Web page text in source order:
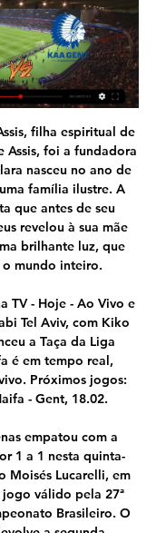
online tudo TV clique na imagem logo abaixo da chamada da partida. E depois você pode optar por expandir a tela. Vale lembrar que a transmissão aqui no Resenha Futebol Clube começa cerca de 30 minutos antes do início do jogo. AGUARDE O VÍDEO CARREGAR para assistir Benfica x Chaves ao vivo Tudo TV.

Maccabi Haifa vs KAA Gent futebol palpites 15/02/2024 Transmissão em directo dos jogos. Estatísticas completas dos jogos. Ver desporto ao vivo no seu gadget. O jogo Maccabi Haifa vs Gent ao vivo em azscore.com.br ...

Entre a 10.ª e a 15.ª jornada (4/5 de Janeiro de 2020) os dois clubes vão jogar em igualdade de situação casa/fora. O Benfica tem de aproveitar a pressão do FC Porto ter fazer sempre, pelo menos, o mesmo resultado do «Glorioso» para não correr o risco de passar a depender de “terceiros”.

O Flamengo segue em grande fase no Campeonato Brasileiro. Neste sábado, o time carioca deu sequência ao bom momento e venceu o Cruzeiro por 2 a 1, no estádio do Mineirão, em Belo Horizonte, pela 20.ª rodada, na abertura do segundo turno …

Você está em: Cuiabá. O paciente será conectado a uma máquina separadora, na qual é instalado um conjunto estéril de bolsas e soluções, selecionado de acordo com o componente sanguíneo que deve ser removido/substituído. O paciente é monitorizado durante a aférese.

A derrota de Porto Rico para o Brasil, por 3 sets a 0, no jogo de estréia do Campeonato Mundial Feminino de Vôlei, parciais 25/27,12/25 e 7/25 - 29 de setembro de 2018

O Flamengo detém alguns feitos interessantes: está entre os cinco clubes de futebol que nunca foram rebaixados para a segunda divisão (os outros são Cruzeiros, Santos, Internacional e São Paulo); juntamente com o Botafogo detém o recorde de maior sequência invicta do futebol brasileiro e foi o primeiro clube brasileiro que chegou a mil.

Itinerário Como Chegar P135 Barra Mansa via Volta Redonda Barra do Piraí. Agora que já demonstramos algumas dicas de como pegar o ônibus do Rio de Janeiro, vamos apresentar o itinieário para saber como chegar ao seu destino com agilidade e rapidez.

Futebol, Israel: M. Haifa Resultados em Direto, Live Score há 1 dia — Maccabi Haifa x Gent Palpite, Dica e Previsão de Jogo. Início - quinta-feira, 15 de fevereiro de 2024 (Liga Conf. da Europa)

Na tarde desta sábado, Bragantino e Ponte Preta se enfrentaram, pela 34º rodada do Campeonato Brasileiro da Série B. O duelo aconteceu no Estádio Nabi Abi Chedid, em Bragança Paulista. Cerca de quatro mil pontepretanos compareceram ao Nabizão e viu a …

Maccabi Haifa x KAA Gent Streaming Ao Vivo, Previsões Onde assistir ao vivo todos os jogos de hoje na TV ou online: Quinta – 15/02 17h00 – Maccabi Haifa x Gent – UEFA Conference League. Canais: Star+. 17h00 ...

Maccabi Tel Aviv x Gent » Placar ao vivo, Palpites KAA Gent é um evento de Futebol que vai ocorrer em 15 de fev. às 17:00. Você pode assistir a Maccabi Haifa FC vs. KAA Gent em streaming ao vivo na Star Plus.

Maccabi Haifa x Gent » Placar ao vivo, Palpites, dentro de 6 dias — Gent enfrenta o Maccabi Haifa pela Knockout Round Mata-mata do UEFA Europa C League, o jogo será transmitido por . Saiba agora onde assistir o ...

Ao vivo Envie a sua pergunta para eventos@sesc.com.br. Não consegue assistir a transmissão? Habilite o plugin Flash seguindo estas instruções ou acesse o link da transmissão utilizando outros navegadores.. 5.555 - Jacarepaguá - Rio de Janeiro/RJ » Tel:.

Campeonato paulista: transmissão Palmeiras x Ponte Preta ao vivo na tv e internet Link 1 – CLIQUE AQUI para assistir ou. Link 2 – CLIQUE AQUI para assistir * Os links disponibilizados pertencem a sites de terceiros, o 1News apenas ‘aponta’ os locais onde podem ser assistidas as transmissões.

Esporte Clube São Bernardo. Esportes. C.A Taboão da Serra - CATS SUB 20. Equipe de esportes amadora. Associação Paulista de Futebol. Empresa de mídia/notícias.

Em busca da primeira vitória no Paulistão, Corinthians e Ponte Preta se enfrentam neste sábado, às 19h (de Brasília), na Arena Corinthians, pela terceira rodada. O jogo entre Corinthians e Ponte Preta terá transmissão ao vivo do Premiere (com Gustavo Villani e Wagner Vilaron) e Tempo Real, com vídeos, no GloboEsporte.com, a partir de 18h.

As partidas terão transmissão da FPF TV. Pela Série B do Campeonato Brasileiro, Ponte Preta, Oeste e São Bento tentam a recuperação. O time campineiro tenta voltar ao G4 e terá um confronto direto contra o Sport-PE, que é quem ocupa o posto atualmente.. Amparo x Itapirense Atlético Mogi x União Mogi

Massimo Battaglini é um chef veneziano que, há exatos 20 anos, escolheu viver entre as montanhas na capital mineira. Ele possui alguns restaurantes pela cidade: a Osteria Mattiazi que já é referência;. Europa Jovem – Portugal, Rússia e Inglaterra – 2014. Roteiro da Together Operadora / Europa Jovem.

Gent vs Maccabi Haifa ao vivo 21.02.2024 há 21 horas — Previsão: Maccabi Haifa KAA Gent. Agora devemos colocar uma aposta estratégica baseada na nossa previsão. Depois de examinar cuidadosamente a ...

Maccabi Haifa — Gent: assistir transmissão online da partida Acompanha ao vivo o Maccabi Haifa Gent, 15 February 2024. Livescores, jogadores titulares e estatísticas em direto.

"O JOGO GINÁSIO - OVARENSE E A RÁDIO CLUBE FOZ DO MONDEGO O Sr. Paulo Dâmaso divulgou no blogue que mantém na Internet, um texto intitulado “Incompreensível e ilegal…”, relativo à impossibilidade da transmissão directa, pela Rádio Clube Foz do Mondego (RCFM), do jogo Ginásio – Ovarense dos play-off da Liga de Basquetebol.

André Santos iniciou a carreira no Figueirense tendo passagem também pelo Flam